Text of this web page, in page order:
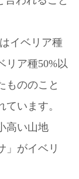
イベリア種
リア種50%以
もののこと
います。
高い山地
」がイベリ